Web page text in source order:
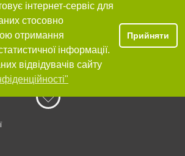
інтернет-сервіс для
стосовно
отримання
інформації.
відвідувачів сайту
Прийняти